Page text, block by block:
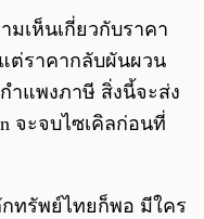
เห็นเกี่ยวกับราคา
ต่ราคากลับผันผวน
ำแพงภาษี สิ่งนี้จะส่ง
จะจบไซเคิลก่อนที่
ทรัพย์ไทยก็พอ มีใคร